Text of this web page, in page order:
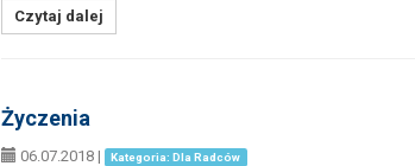
Czytaj dalej
Życzenia
06.07.2018 | Kategoria: Dla Radców